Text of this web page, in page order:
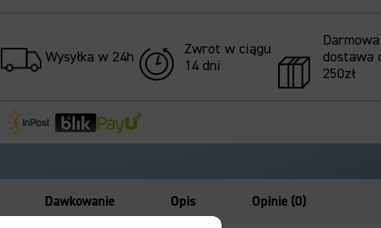
Wysyłka w 24h
Zwrot w ciągu
14 dni
Darmowa
dostawa
250zł
Dawkowanie Opis Opinie (0)